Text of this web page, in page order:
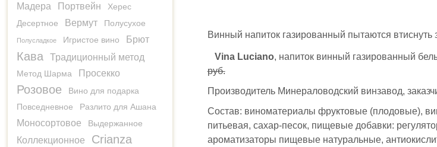
Винный напиток газированный пытаются втиснуть
Vina Luciano, напиток винный газированный
руб.
Производитель Минераловодский винзавод,
Состав: виноматериалы фруктовые (плодовые),
питьевая, сахар-песок, пищевые добавки:
ароматизаторы пищевые натуральные,
Мадера Портвейн
Херес
Десертное
Вермут Полусухое
Полусладкое Игристое вино Брют
Кава Традиционный метод
Метод Шарма Просекко
Розовое
Вино для подарка
Повседневное
Разлито для Ашана
Моносортовое Выдержанное
Коллекционное Crianza